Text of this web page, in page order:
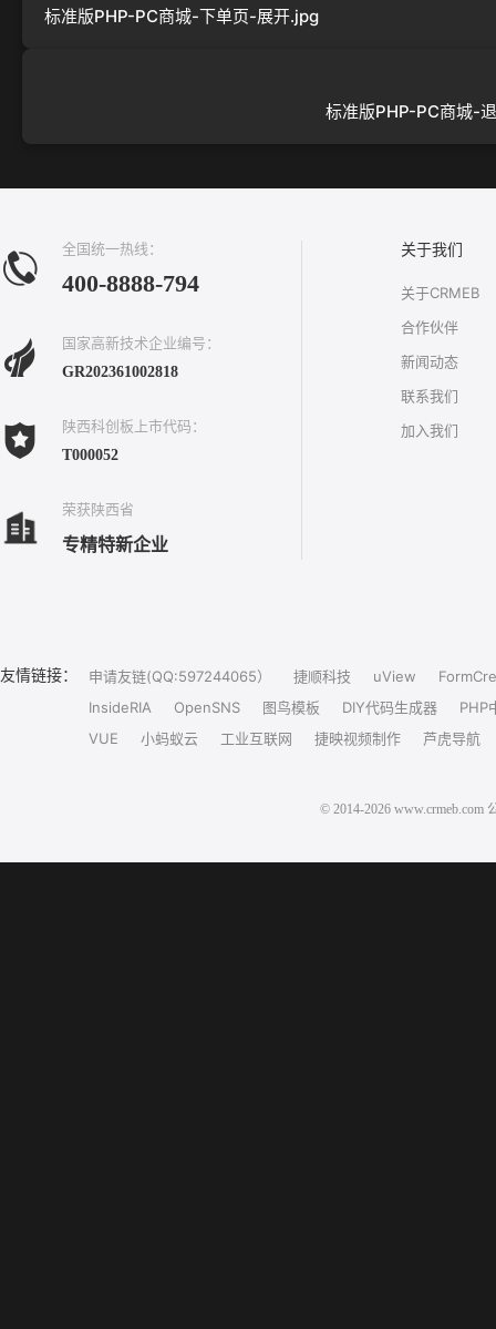
标准版PHP-PC商城-下单页-展开.jpg
标准版PHP-PC商城-
全国统一热线：
400-8888-794
国家高新技术企业编号：
GR202361002818
陕西科创板上市代码：
T000052
荣获陕西省
专精特新企业
关于我们
关于CRMEB
合作伙伴
新闻动态
联系我们
加入我们
友情链接： 申请友链(QQ:597244065） 捷顺科技 uView
InsideRIA
OpenSNS 图鸟模板 DIY代码生成器
PHP
VUE
小蚂蚁云 工业互联网 捷映视频制作 芦虎导航
© 2014-2026